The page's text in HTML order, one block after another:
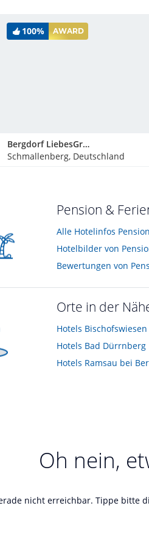
100% AWARD
Bergdorf LiebesGrün
Schmallenberg, Deutschland
Pension &
Orte in der
Hotels Bischofswiesen
Hotels Bad Dürrnberg
Hotels Ramsau bei
Oh nein,
nicht erreichbar. Tippe bitte